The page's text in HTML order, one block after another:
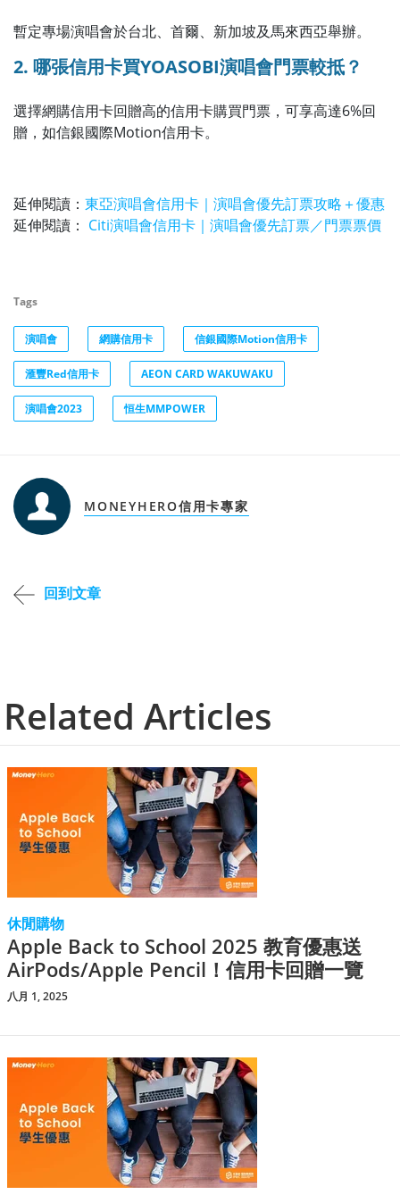
暫定專場演唱會於台北、首爾、新加坡及馬來西亞舉辦。
2. 哪張信用卡買YOASOBI演唱會門票較抵？
選擇網購信用卡回贈高的信用卡購買門票，可享高達6%回
贈，如信銀國際Motion信用卡。
延伸閱讀： 東亞演唱會信用卡｜演唱會優先訂票攻略＋優惠
延伸閱讀： Citi演唱會信用卡｜演唱會優先訂票／門票票價
Tags
演唱會 網購信用卡 信銀國際Motion信用卡
滙豐Red信用卡 AEON CARD WAKUWAKU
演唱會2023 恒生MMPOWER
MONEYHERO信用卡專家
回到文章
Related Articles
休閒購物
Apple Back to School 2025 教育優惠送
AirPods/Apple Pencil！信用卡回贈一覽
八月 1, 2025